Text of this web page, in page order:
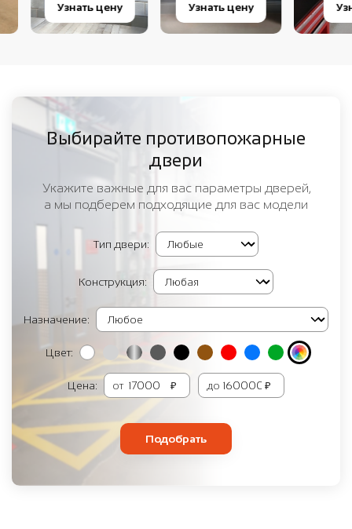
Узнать цену Узнать цену Узнать
Выбирайте противопожарные
двери
Укажите важные для вас параметры дверей,
а мы подберем подходящие для вас модели
Тип двери:
Конструкция:
Назначение:
Цвет:
Цена: от ₽ до ₽
Подобрать